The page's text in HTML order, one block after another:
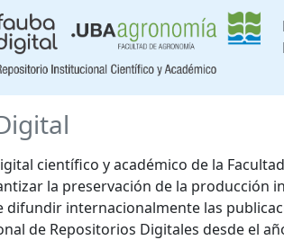
científico y académico de la
la preservación de la producción
difundir internacionalmente las
de Repositorios Digitales desde el